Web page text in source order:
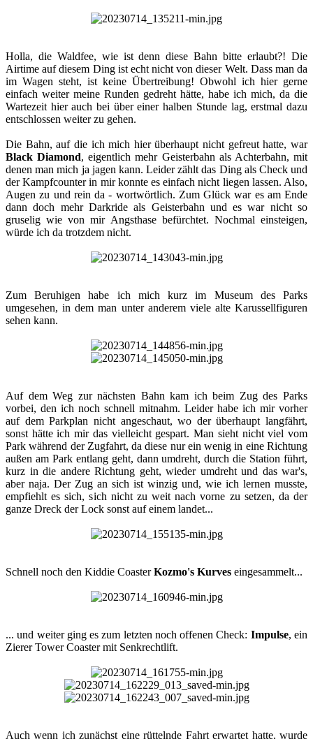
Holla, die Waldfee, wie ist denn diese Bahn bitte erlaubt?! Die
Airtime auf diesem Ding ist echt nicht von dieser Welt. Dass man da
im Wagen steht, ist keine Übertreibung! Obwohl ich hier gerne
einfach weiter meine Runden gedreht hätte, habe ich mich, da die
Wartezeit hier auch bei über einer halben Stunde lag, erstmal dazu
entschlossen weiter zu gehen.
Die Bahn, auf die ich mich hier überhaupt nicht gefreut hatte, war
Black Diamond, eigentlich mehr Geisterbahn als Achterbahn, mit
denen man mich ja jagen kann. Leider zählt das Ding als Check und
der Kampfcounter in mir konnte es einfach nicht liegen lassen. Also,
Augen zu und rein da - wortwörtlich. Zum Glück war es am Ende
dann doch mehr Darkride als Geisterbahn und es war nicht so
gruselig wie von mir Angsthase befürchtet. Nochmal einsteigen,
würde ich da trotzdem nicht.​
Zum Beruhigen habe ich mich kurz im Museum des Parks
umgesehen, in dem man unter anderem viele alte Karussellfiguren
sehen kann.​
Auf dem Weg zur nächsten Bahn kam ich beim Zug des Parks
vorbei, den ich noch schnell mitnahm. Leider habe ich mir vorher
auf dem Parkplan nicht angeschaut, wo der überhaupt langfährt,
sonst hätte ich mir das vielleicht gespart. Man sieht nicht viel vom
Park während der Zugfahrt, da diese nur ein wenig in eine Richtung
außen am Park entlang geht, dann umdreht, durch die Station führt,
kurz in die andere Richtung geht, wieder umdreht und das war's,
aber naja. Der Zug an sich ist winzig und, wie ich lernen musste,
empfiehlt es sich, sich nicht zu weit nach vorne zu setzen, da der
ganze Dreck der Lock sonst auf einem landet...​
Schnell noch den Kiddie CoasterKozmo's Kurves eingesammelt...​
... und weiter ging es zum letzten noch offenen Check: Impulse, ein
Zierer Tower Coaster mit Senkrechtlift.​
Auch wenn ich zunächst eine rüttelnde Fahrt erwartet hatte, wurde